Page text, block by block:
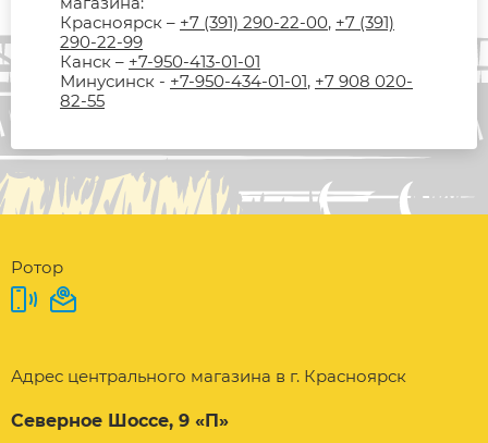
Красноярск – +7 (391) 290-22-00, +7 (391)
290-22-99
Канск – +7-950-413-01-01
Минусинск - +7-950-434-01-01, +7 908 020-
82-55
Ротор
Адрес центрального магазина в г. Красноярск
Северное Шоссе, 9 «П»